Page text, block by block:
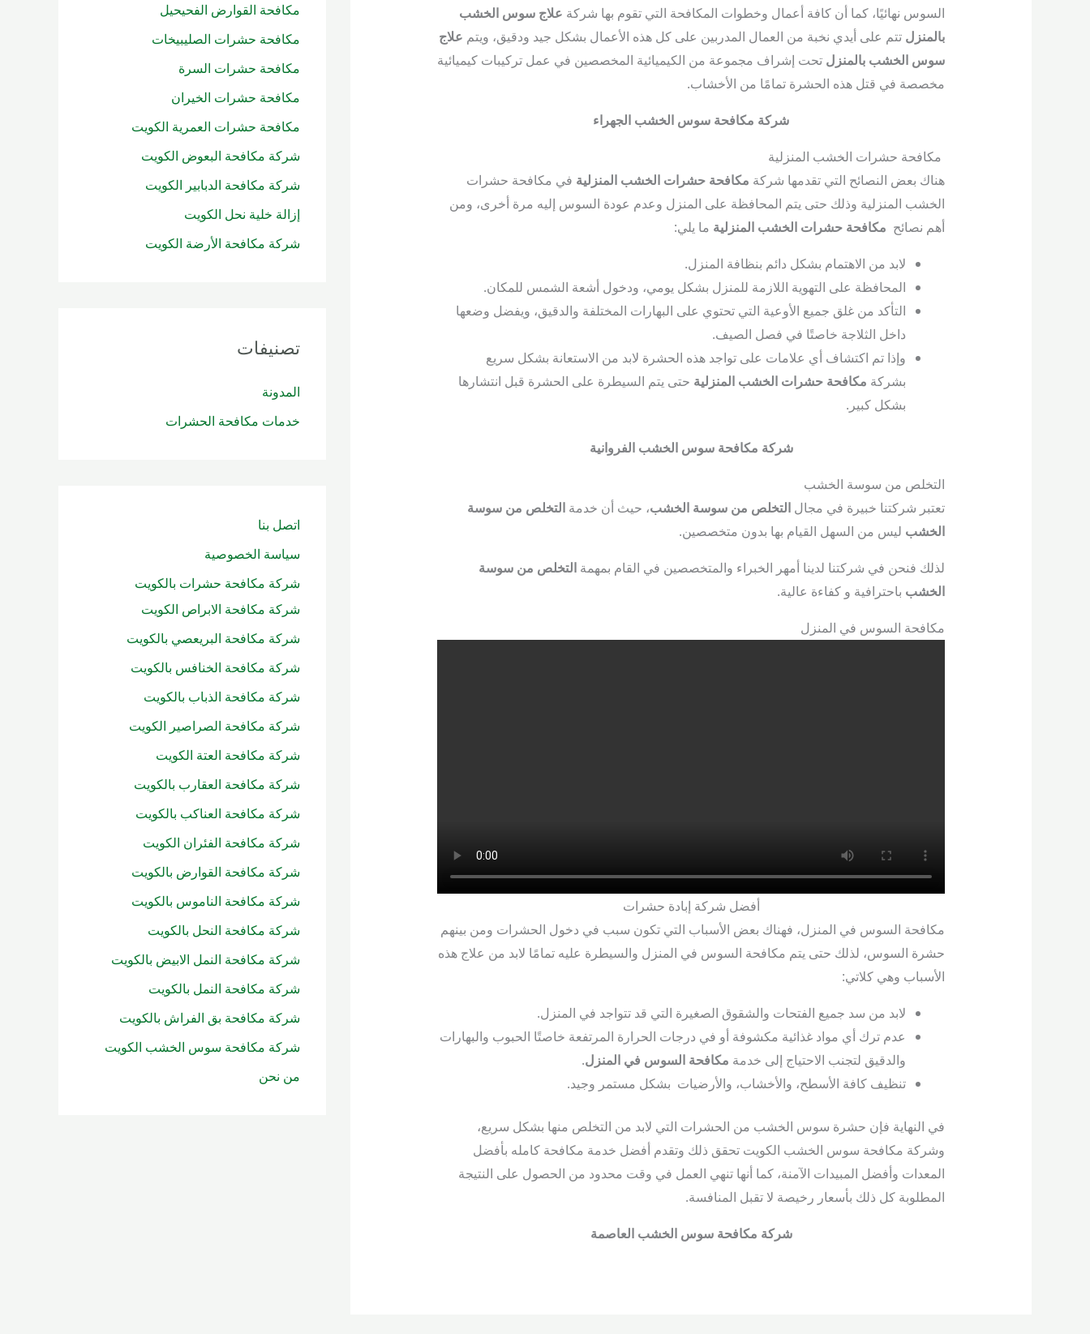
السوس نهائيًا، كما أن كافة أعمال وخطوات المكافحة التي تقوم بها شركة علاج سوس الخشب
بالمنزل تتم على أيدي نخبة من العمال المدربين على كل هذه الأعمال بشكل جيد ودقيق، ويتم علاج
سوس الخشب بالمنزل تحت إشراف مجموعة من الكيميائية المخصصين في عمل تركيبات كيميائية
مخصصة في قتل هذه الحشرة تمامًا من الأخشاب.
شركة مكافحة سوس الخشب الجهراء
مكافحة حشرات الخشب المنزلية
هناك بعض النصائح التي تقدمها شركة مكافحة حشرات الخشب المنزلية في مكافحة حشرات
الخشب المنزلية وذلك حتى يتم المحافظة على المنزل وعدم عودة السوس إليه مرة أخرى، ومن
أهم نصائح مكافحة حشرات الخشب المنزلية ما يلي:
لابد من الاهتمام بشكل دائم بنظافة المنزل.
المحافظة على التهوية اللازمة للمنزل بشكل يومي، ودخول أشعة الشمس للمكان.
التأكد من غلق جميع الأوعية التي تحتوي على البهارات المختلفة والدقيق، ويفضل وضعها
داخل الثلاجة خاصتًا في فصل الصيف.
وإذا تم اكتشاف أي علامات على تواجد هذه الحشرة لابد من الاستعانة بشكل سريع
بشركة مكافحة حشرات الخشب المنزلية حتى يتم السيطرة على الحشرة قبل انتشارها
بشكل كبير.
شركة مكافحة سوس الخشب الفروانية
التخلص من سوسة الخشب
تعتبر شركتنا خبيرة في مجال التخلص من سوسة الخشب، حيث أن خدمة التخلص من سوسة
الخشب ليس من السهل القيام بها بدون متخصصين.
لذلك فنحن في شركتنا لدينا أمهر الخبراء والمتخصصين في القام بمهمة التخلص من سوسة
الخشب باحترافية و كفاءة عالية.
مكافحة السوس في المنزل
أفضل شركة إبادة حشرات
مكافحة السوس في المنزل، فهناك بعض الأسباب التي تكون سبب في دخول الحشرات ومن بينهم
حشرة السوس، لذلك حتى يتم مكافحة السوس في المنزل والسيطرة عليه تمامًا لابد من علاج هذه
الأسباب وهي كلاتي:
لابد من سد جميع الفتحات والشقوق الصغيرة التي قد تتواجد في المنزل.
عدم ترك أي مواد غذائية مكشوفة أو في درجات الحرارة المرتفعة خاصتًا الحبوب والبهارات
والدقيق لتجنب الاحتياج إلى خدمة مكافحة السوس في المنزل.
تنظيف كافة الأسطح، والأخشاب، والأرضيات بشكل مستمر وجيد.
في النهاية فإن حشرة سوس الخشب من الحشرات التي لابد من التخلص منها بشكل سريع،
وشركة مكافحة سوس الخشب الكويت تحقق ذلك وتقدم أفضل خدمة مكافحة كامله بأفضل
المعدات وأفضل المبيدات الآمنة، كما أنها تنهي العمل في وقت محدود من الحصول على النتيجة
المطلوبة كل ذلك بأسعار رخيصة لا تقبل المنافسة.
شركة مكافحة سوس الخشب العاصمة
مكافحة القوارض الفحيحيل
مكافحة حشرات الصليبيخات
مكافحة حشرات السرة
مكافحة حشرات الخيران
مكافحة حشرات العمرية الكويت
شركة مكافحة البعوض الكويت
شركة مكافحة الدبابير الكويت
إزالة خلية نحل الكويت
شركة مكافحة الأرضة الكويت
تصنيفات
المدونة
خدمات مكافحة الحشرات
اتصل بنا
سياسة الخصوصية
شركة مكافحة حشرات بالكويت
شركة مكافحة الابراص الكويت
شركة مكافحة البريعصي بالكويت
شركة مكافحة الخنافس بالكويت
شركة مكافحة الذباب بالكويت
شركة مكافحة الصراصير الكويت
شركة مكافحة العتة الكويت
شركة مكافحة العقارب بالكويت
شركة مكافحة العناكب بالكويت
شركة مكافحة الفئران الكويت
شركة مكافحة القوارض بالكويت
شركة مكافحة الناموس بالكويت
شركة مكافحة النحل بالكويت
شركة مكافحة النمل الابيض بالكويت
شركة مكافحة النمل بالكويت
شركة مكافحة بق الفراش بالكويت
شركة مكافحة سوس الخشب الكويت
من نحن